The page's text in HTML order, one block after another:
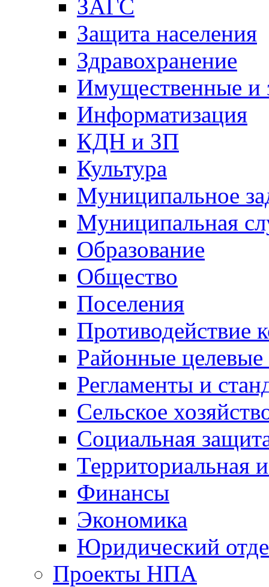
ЗАГС
Защита населения
Здравохранение
Имущественные и
Информатизация
КДН и ЗП
Культура
Муниципальное
Муниципальная
Образование
Общество
Поселения
Противодействие
Районные
Регламенты и
Сельское
Социальная
Территориальная
Финансы
Экономика
Юридический
Проекты НПА